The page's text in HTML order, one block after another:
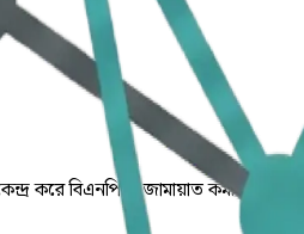
করে বিএনপি ও জামায়াত কর্মীদের